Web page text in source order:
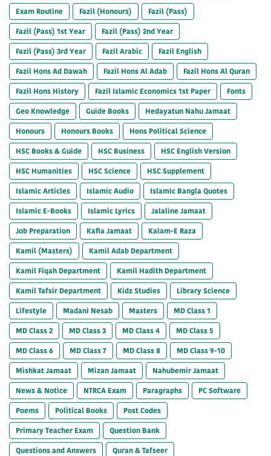
Exam Routine
Fazil (Honours)
Fazil (Pass)
Fazil (Pass) 1st Year
Fazil (Pass) 2nd Year
Fazil (Pass) 3rd Year
Fazil Arabic
Fazil English
Fazil Hons Ad Dawah
Fazil Hons Al Adab
Fazil Hons Al Quran
Fazil Hons History
Fazil Islamic Economics 1st Paper
Fonts
Geo Knowledge
Guide Books
Hedayatun Nahu Jamaat
Honours
Honours Books
Hons Political Science
HSC Books & Guide
HSC Business
HSC English Version
HSC Humanities
HSC Science
HSC Supplement
Islamic Articles
Islamic Audio
Islamic Bangla Quotes
Islamic E-Books
Islamic Lyrics
Jalaline Jamaat
Job Preparation
Kafia Jamaat
Kalam-E Raza
Kamil (Masters)
Kamil Adab Department
Kamil Fiqah Department
Kamil Hadith Department
Kamil Tafsir Department
Kidz Studies
Library Science
Lifestyle
Madani Nesab Masters
MD Class 1
MD Class 2
MD Class 3 MD Class 4
MD Class 5
MD Class 6
MD Class 7 MD Class 8
MD Class 9-10
Mishkat Jamaat
Mizan Jamaat
Nahubemir Jamaat
News & Notice
NTRCA Exam Paragraphs
PC Software
Poems
Political Books
Post Codes
Primary Teacher Exam
Question Bank
Questions and Answers
Quran & Tafseer